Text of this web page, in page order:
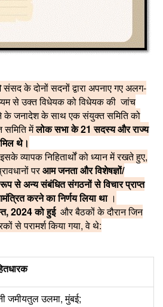
संसद के दोनों सदनों द्वारा अपनाए गए अलग-
से उक्त विधेयक को विधेयक की जांच
के जनादेश के साथ एक संयुक्त समिति को
समिति में लोक सभा के21सदस्य और राज्य
थे।
इसके व्यापक निहितार्थों को ध्यान में रखते हुए,
पर आम जनता और विशेषज्ञों/
रूप से अन्य संबंधित संगठनों से विचार प्राप्त
करने का निर्णय लिया था ।
, 2024को हुई और बैठकों के दौरान जिन
से परामर्श किया गया,वे थे:
जमीयतुल उलमा,मुंबई;